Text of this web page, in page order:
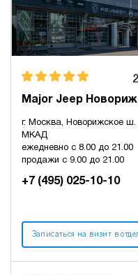
Major Jeep
г. Москва, Новорижское ш.
МКАД
ежедневно с 8.00 до 21.00
продажи с 9.00 до 21.00
+7 (495) 025-10-10
Записаться на визит в